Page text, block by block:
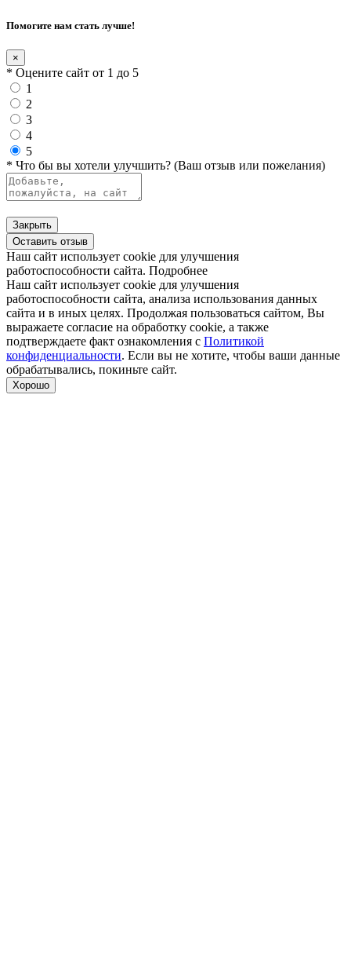
Помогите нам стать лучше!
×
* Оцените сайт от 1 до 5
1
2
3
4
5
* Что бы вы хотели улучшить? (Ваш отзыв или пожелания)
Закрыть
Оставить отзыв
Наш сайт использует cookie для улучшения
работоспособности сайта. Подробнее
Наш сайт использует cookie для улучшения
работоспособности сайта, анализа использования данных
сайта и в иных целях. Продолжая пользоваться сайтом, Вы
выражаете согласие на обработку cookie, а также
подтверждаете факт ознакомления с Политикой
конфиденциальности. Если вы не хотите, чтобы ваши данные
обрабатывались, покиньте сайт.
Хорошо